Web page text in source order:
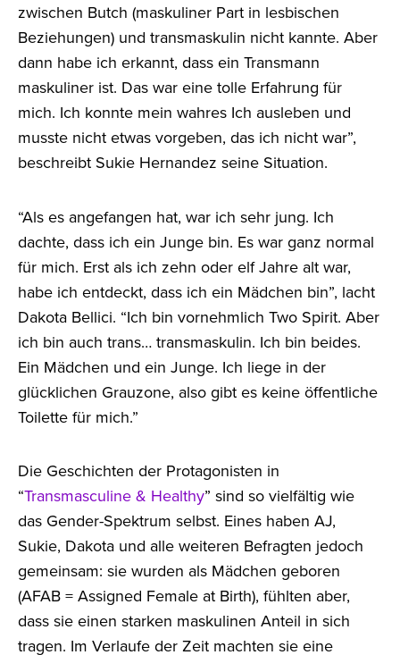
zwischen Butch (maskuliner Part in lesbischen
Beziehungen) und transmaskulin nicht kannte. Aber
dann habe ich erkannt, dass ein Transmann
maskuliner ist. Das war eine tolle Erfahrung für
mich. Ich konnte mein wahres Ich ausleben und
musste nicht etwas vorgeben, das ich nicht war”,
beschreibt Sukie Hernandez seine Situation.
“Als es angefangen hat, war ich sehr jung. Ich
dachte, dass ich ein Junge bin. Es war ganz normal
für mich. Erst als ich zehn oder elf Jahre alt war,
habe ich entdeckt, dass ich ein Mädchen bin”, lacht
Dakota Bellici. “Ich bin vornehmlich Two Spirit. Aber
ich bin auch trans… transmaskulin. Ich bin beides.
Ein Mädchen und ein Junge. Ich liege in der
glücklichen Grauzone, also gibt es keine öffentliche
Toilette für mich.”
Die Geschichten der Protagonisten in
“Transmasculine & Healthy” sind so vielfältig wie
das Gender-Spektrum selbst. Eines haben AJ,
Sukie, Dakota und alle weiteren Befragten jedoch
gemeinsam: sie wurden als Mädchen geboren
(AFAB = Assigned Female at Birth), fühlten aber,
dass sie einen starken maskulinen Anteil in sich
tragen. Im Verlaufe der Zeit machten sie eine